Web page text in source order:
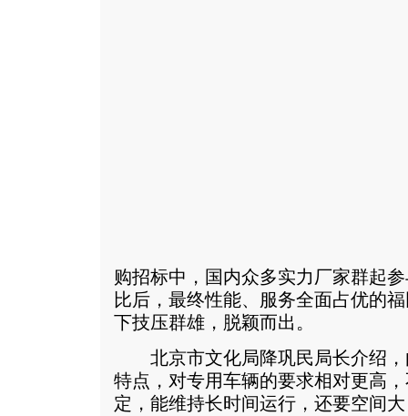
购招标中，国内众多实力厂家群起
比后，最终性能、服务全面占优的
下技压群雄，脱颖而出。
北京市文化局降巩民局长介绍，
特点，对专用车辆的要求相对更高
定，能维持长时间运行，还要空间